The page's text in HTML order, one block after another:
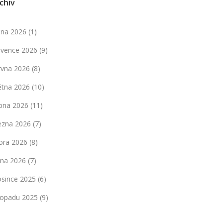
2026 (1)
2026 (9)
2026 (8)
2026 (10)
2026 (11)
2026 (7)
2026 (8)
2026 (7)
2025 (6)
2025 (9)